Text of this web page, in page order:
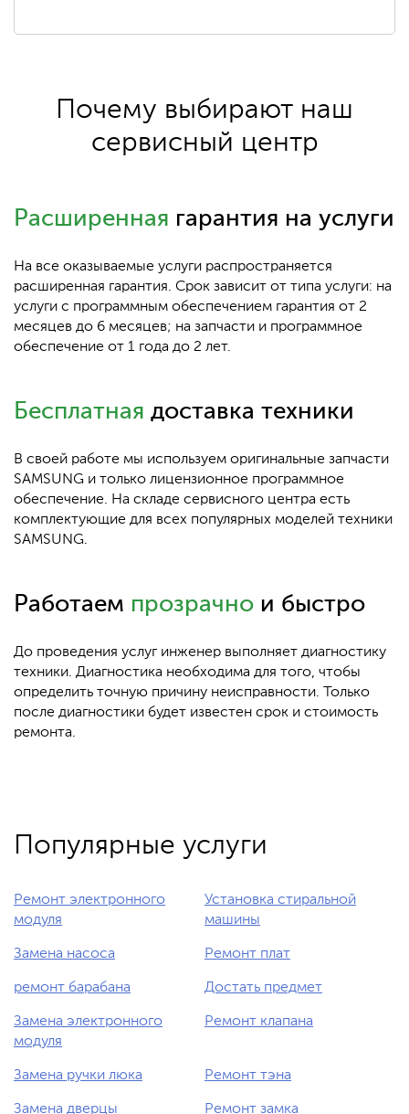
Почему выбирают наш
сервисный центр
Расширенная гарантия на услуги
На все оказываемые услуги распространяется
расширенная гарантия. Срок зависит от типа услуги: на
услуги с программным обеспечением гарантия от 2
месяцев до 6 месяцев; на запчасти и программное
обеспечение от 1 года до 2 лет.
Бесплатная доставка техники
В своей работе мы используем оригинальные запчасти
SAMSUNG и только лицензионное программное
обеспечение. На складе сервисного центра есть
комплектующие для всех популярных моделей техники
SAMSUNG.
Работаем прозрачно и быстро
До проведения услуг инженер выполняет диагностику
техники. Диагностика необходима для того, чтобы
определить точную причину неисправности. Только
после диагностики будет известен срок и стоимость
ремонта.
Популярные услуги
Ремонт электронного
модуля
Установка стиральной
машины
Замена насоса Ремонт плат
ремонт барабана Достать предмет
Замена электронного
модуля
Ремонт клапана
Замена ручки люка Ремонт тэна
Замена дверцы Ремонт замка